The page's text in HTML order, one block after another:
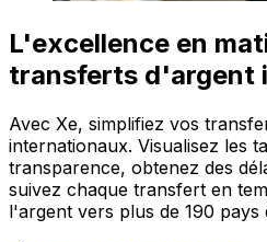
L'excellence en
transferts d'argent
Avec Xe, simplifiez vos
internationaux. Visualisez les
transparence, obtenez des
suivez chaque transfert en
l'argent vers plus de 190 pays